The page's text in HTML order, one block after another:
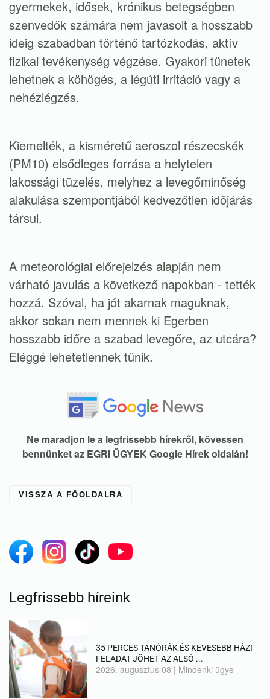
gyermekek, idősek, krónikus betegségben
szenvedők számára nem javasolt a hosszabb
ideig szabadban történő tartózkodás, aktív
fizikai tevékenység végzése. Gyakori tünetek
lehetnek a köhögés, a légúti irritáció vagy a
nehézlégzés.
Kiemelték, a kisméretű aeroszol részecskék
(PM10) elsődleges forrása a helytelen
lakossági tüzelés, melyhez a levegőminőség
alakulása szempontjából kedvezőtlen időjárás
társul.
A meteorológiai előrejelzés alapján nem
várható javulás a következő napokban - tették
hozzá. Szóval, ha jót akarnak maguknak,
akkor sokan nem mennek ki Egerben
hosszabb időre a szabad levegőre, az utcára?
Eléggé lehetetlennek tűnik.
Ne maradjon le a legfrissebb hírekről, kövessen
bennünket az EGRI ÜGYEK Google Hírek oldalán!
VISSZA A FŐOLDALRA
Legfrissebb híreink
35 PERCES TANÓRÁK ÉS KEVESEBB HÁZI
FELADAT JÖHET AZ ALSÓ ...
2026. augusztus 08 | Mindenki ügye